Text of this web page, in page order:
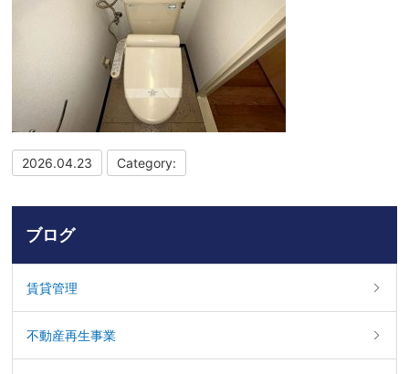
2026.04.23 Category:
ブログ
賃貸管理
不動産再生事業